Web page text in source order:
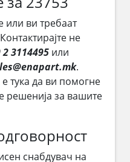
или ви требаат
не
2 3114495 или
.
тука да ви помогне
решенија за вашите
снабдувач на